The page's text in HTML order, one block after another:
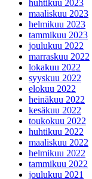
huhtikuu 2023
maaliskuu 2023
helmikuu 2023
tammikuu 2023
joulukuu 2022
marraskuu 2022
lokakuu 2022
syyskuu 2022
elokuu 2022
heinäkuu 2022
kesäkuu 2022
toukokuu 2022
huhtikuu 2022
maaliskuu 2022
helmikuu 2022
tammikuu 2022
joulukuu 2021